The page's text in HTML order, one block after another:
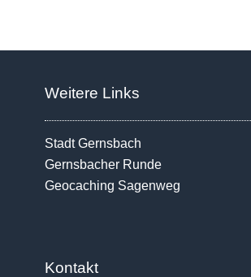
Weitere Links
Stadt Gernsbach
Gernsbacher Runde
Geocaching Sagenweg
Kontakt